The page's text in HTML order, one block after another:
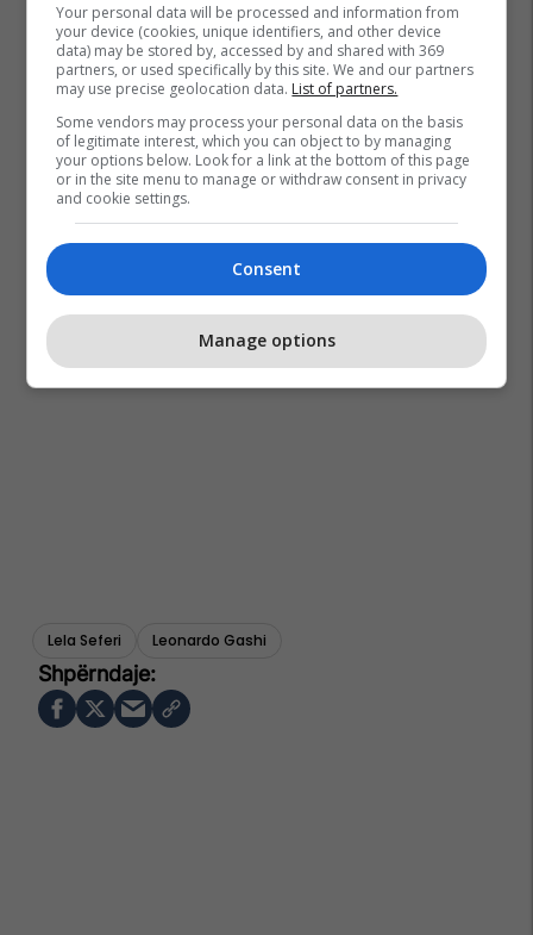
Lela Seferi Leonardo Gashi
Your personal data will be processed and information from
your device (cookies, unique identifiers, and other device
data) may be stored by, accessed by and shared with 369
partners, or used specifically by this site. We and our partners
may use precise geolocation data. List of partners.
Some vendors may process your personal data on the basis
of legitimate interest, which you can object to by managing
your options below. Look for a link at the bottom of this page
or in the site menu to manage or withdraw consent in privacy
and cookie settings.
Consent
Manage options